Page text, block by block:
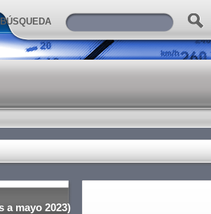
BÚSQUEDA
a mayo 2023)